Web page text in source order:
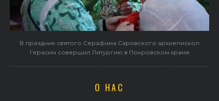
В праздник святого Серафима Саровского архиепископ
Герасим совершил Литургию в Покровском храме
О НАС